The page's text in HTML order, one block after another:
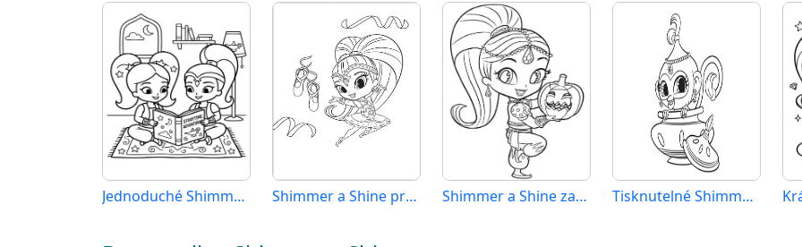
Jednoduché Shimmer a Shine Shimmer a Shine pro děti Shimmer a Shine zadarmo Tisknutelné Shimmer a Shine zadarmo